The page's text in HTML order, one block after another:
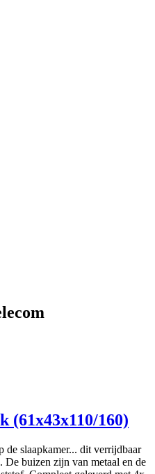
(61x43x110/160)
slaapkamer... dit verrijdbaar
buizen zijn van metaal en de